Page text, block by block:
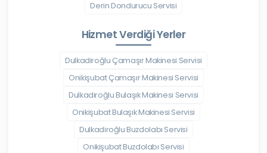
Derin Dondurucu Servisi
Hizmet Verdiği Yerler
Dulkadiroğlu Çamaşır Makinesi Servisi
Onikişubat Çamaşır Makinesi Servisi
Dulkadiroğlu Bulaşık Makinesi Servisi
Onikişubat Bulaşık Makinesi Servisi
Dulkadiroğlu Buzdolabı Servisi
Onikişubat Buzdolabı Servisi